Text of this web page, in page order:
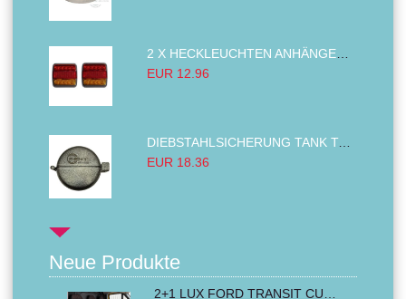
EUR 12.96
DIEBSTAHLSICHERUNG TANK TANKDECKEL DIESELTANK KRAFTSTOFFTANKDECKEL VERRIEGELUNG PASSEND FÜR LKW PKW TRAKTOREN BAGGER 80MM
EUR 18.36
Neue Produkte